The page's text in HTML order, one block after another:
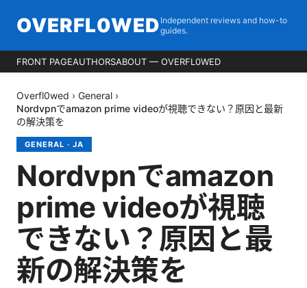
OVERFL0WED Independent reviews and how-to
guides.
FRONT PAGEAUTHORSABOUT — OVERFL0WED
Overfl0wed › General ›
Nordvpnでamazon prime videoが視聴できない？原因と最新
の解決策を
GENERAL · JA
Nordvpnでamazon
prime videoが視聴
できない？原因と最
新の解決策を